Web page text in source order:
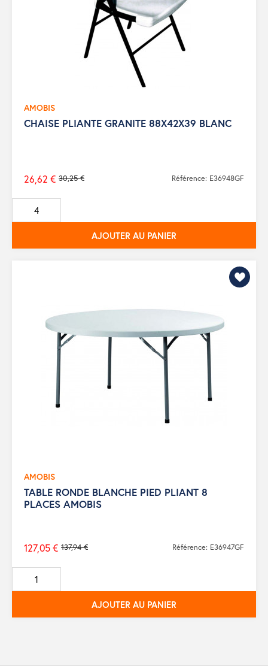
AMOBIS
CHAISE PLIANTE GRANITE 88X42X39 BLANC
Prix
de
base
30,25 €
26,62 € Référence: E36948GF
AJOUTER AU PANIER
AMOBIS
TABLE RONDE BLANCHE PIED PLIANT 8
PLACES AMOBIS
Prix
de
base
137,94 €
127,05 € Référence: E36947GF
AJOUTER AU PANIER